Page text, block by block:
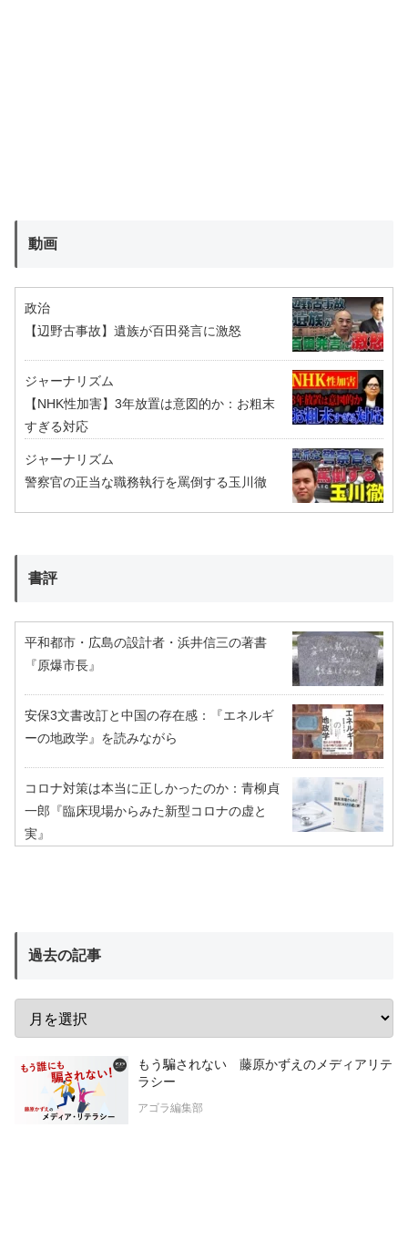
動画
政治
【辺野古事故】遺族が百田発言に激怒
ジャーナリズム
【NHK性加害】3年放置は意図的か：お粗末
すぎる対応
ジャーナリズム
警察官の正当な職務執行を罵倒する玉川徹
書評
平和都市・広島の設計者・浜井信三の著書
『原爆市長』
安保3文書改訂と中国の存在感：『エネルギ
ーの地政学』を読みながら
コロナ対策は本当に正しかったのか：青柳貞
一郎『臨床現場からみた新型コロナの虚と
実』
過去の記事
もう騙されない 藤原かずえのメディアリテ
ラシー
アゴラ編集部